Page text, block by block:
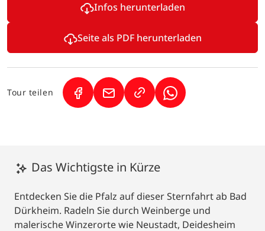
Das Wichtigste in Kürze
Entdecken Sie die Pfalz auf dieser Sternfahrt ab Bad
Dürkheim. Radeln Sie durch Weinberge und
malerische Winzerorte wie Neustadt, Deidesheim
Infos herunterladen
Seite als PDF herunterladen
Tour teilen (Link öffnet in neuem Tab)
(Link öffnet in neuem Tab)
(Link öffnet in